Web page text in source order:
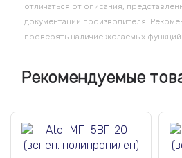
отличаться от описания,
документации производителя.
проверять наличие желаемых функций
Рекомендуемые